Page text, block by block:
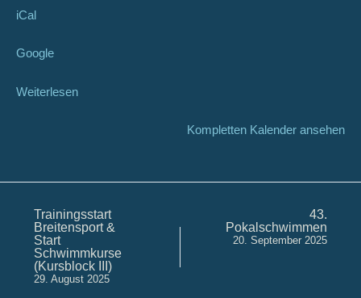
iCal
Google
Weiterlesen
Kompletten Kalender ansehen
Trainingsstart
Breitensport &
Start
Schwimmkurse
(Kursblock III)
29. August 2025
43.
Pokalschwimmen
20. September 2025